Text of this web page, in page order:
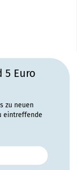
5 Euro
zu neuen
eintreffende